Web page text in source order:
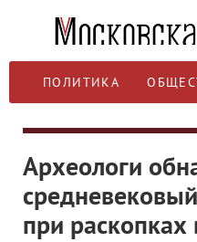
ПОЛИТИКА
Археологи
при раскопках